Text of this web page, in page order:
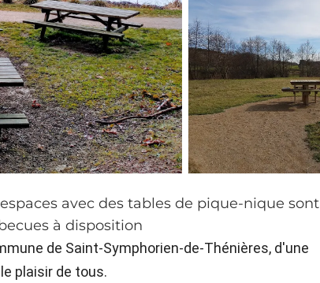
avec des tables de pique-nique sont
à disposition
de Saint-Symphorien-de-Thénières, d'une
plaisir de tous.